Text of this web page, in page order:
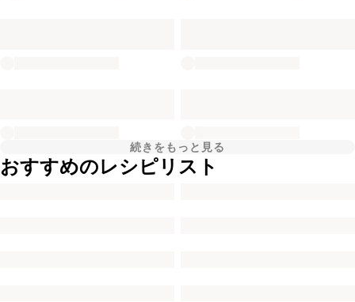
続きをもっと見る
おすすめのレシピリスト